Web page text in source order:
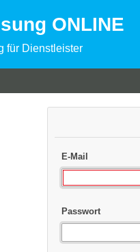
ONLINE
für Dienstleister
E-Mail
Passwort